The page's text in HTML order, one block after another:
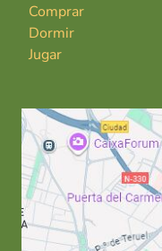
Comprar
Dormir
Jugar